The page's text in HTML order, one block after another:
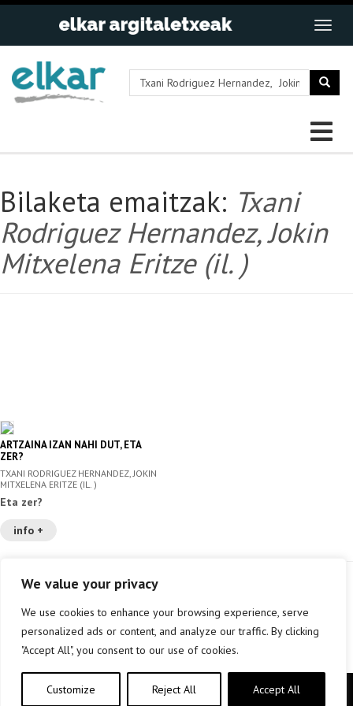
We value your privacy
We use cookies to enhance your browsing experience, serve
personalized ads or content, and analyze our traffic. By clicking
"Accept All", you consent to our use of cookies.
Customize Reject All Accept All
Bilaketa emaitzak: Txani
Rodriguez Hernandez, Jokin
Mitxelena Eritze (il. )
ARTZAINA IZAN NAHI DUT, ETA
ZER?
TXANI RODRIGUEZ HERNANDEZ, JOKIN
MITXELENA ERITZE (IL. )
Eta zer?
info +
Copyright © elkar Argitaletxeak 2019